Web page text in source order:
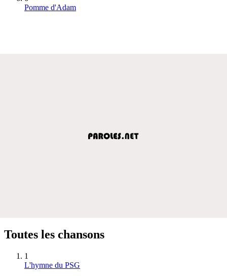
Pomme d'Adam
Toutes les chansons
1
L'hymne du PSG